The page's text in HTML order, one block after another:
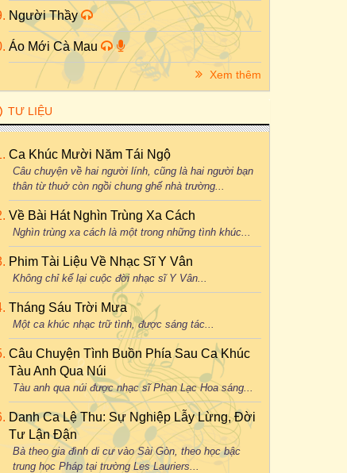
Người Thầy
Áo Mới Cà Mau
Xem thêm
TƯ LIỆU
Ca Khúc Mười Năm Tái Ngộ
Câu chuyện về hai người lính, cũng là hai người bạn
thân từ thuở còn ngồi chung ghế nhà trường...
Về Bài Hát Nghìn Trùng Xa Cách
Nghìn trùng xa cách là một trong những tình khúc...
Phim Tài Liệu Về Nhạc Sĩ Y Vân
Không chỉ kể lại cuộc đời nhạc sĩ Y Vân...
Tháng Sáu Trời Mưa
Một ca khúc nhạc trữ tình, được sáng tác...
Câu Chuyện Tình Buồn Phía Sau Ca Khúc
Tàu Anh Qua Núi
Tàu anh qua núi được nhạc sĩ Phan Lạc Hoa sáng...
Danh Ca Lệ Thu: Sự Nghiệp Lẫy Lừng, Đời
Tư Lận Đận
Bà theo gia đình di cư vào Sài Gòn, theo học bậc
trung học Pháp tại trường Les Lauriers...